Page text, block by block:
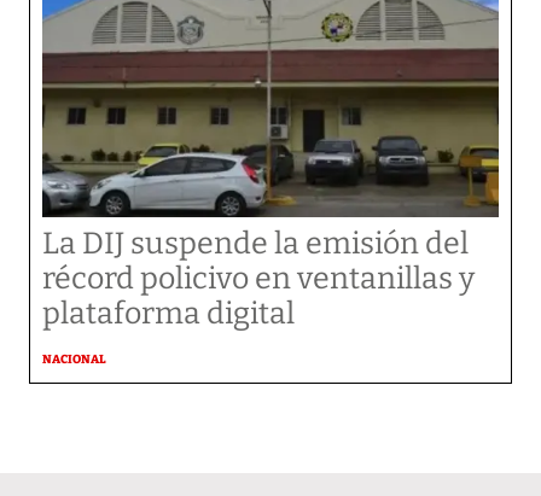
La DIJ suspende la emisión del
récord policivo en ventanillas y
plataforma digital
NACIONAL